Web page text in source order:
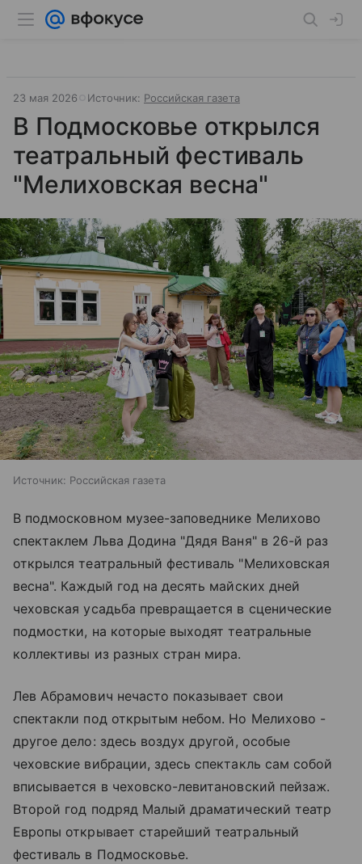
23 мая 2026 Источник: Российская газета
В Подмосковье открылся
театральный фестиваль
"Мелиховская весна"
Источник: Российская газета
В подмосковном музее-заповеднике Мелихово
спектаклем Льва Додина "Дядя Ваня" в 26-й раз
открылся театральный фестиваль "Мелиховская
весна". Каждый год на десять майских дней
чеховская усадьба превращается в сценические
подмостки, на которые выходят театральные
коллективы из разных стран мира.
Лев Абрамович нечасто показывает свои
спектакли под открытым небом. Но Мелихово -
другое дело: здесь воздух другой, особые
чеховские вибрации, здесь спектакль сам собой
вписывается в чеховско-левитановский пейзаж.
Второй год подряд Малый драматический театр
Европы открывает старейший театральный
фестиваль в Подмосковье.